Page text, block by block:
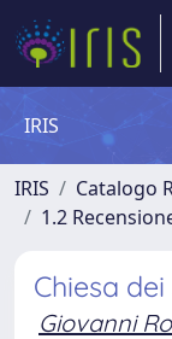
IRIS
IRIS Catalogo
1.2
Chiesa
Giovanni